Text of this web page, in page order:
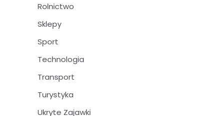
Rolnictwo
Sklepy
Sport
Technologia
Transport
Turystyka
Ukryte Zajawki